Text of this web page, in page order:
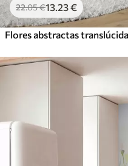
22.05€13 .23€